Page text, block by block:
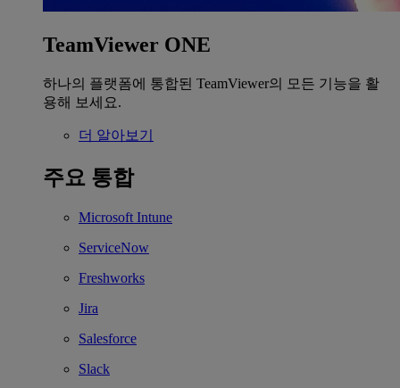
TeamViewer ONE
하나의 플랫폼에 통합된 TeamViewer의 모든 기능을 활
용해 보세요.
더 알아보기
주요 통합
Microsoft Intune
ServiceNow
Freshworks
Jira
Salesforce
Slack